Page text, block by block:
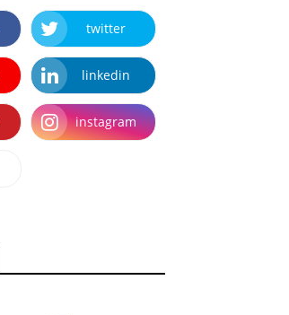
twitter
linkedin
instagram